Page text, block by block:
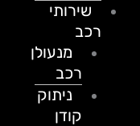
שירותי
מנעולן
ניתוק